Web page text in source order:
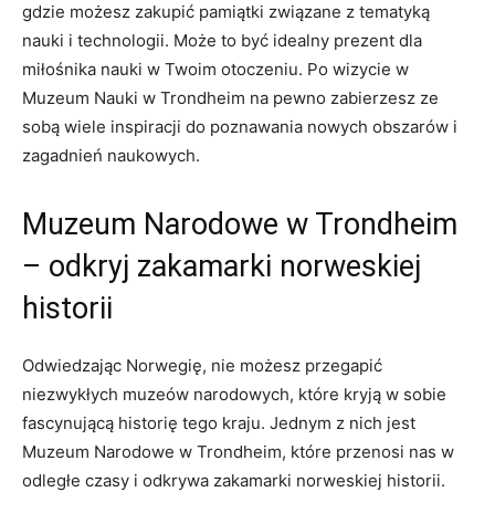
gdzie możesz zakupić pamiątki związane z tematyką
nauki i technologii.⁣ Może⁤ to być idealny prezent dla‍
miłośnika ⁤nauki​ w Twoim otoczeniu. Po​ wizycie w
Muzeum Nauki w Trondheim na pewno zabierzesz ze⁤
sobą wiele inspiracji do poznawania​ nowych⁣ obszarów i​
zagadnień⁢ naukowych.
Muzeum Narodowe ⁤w ‌Trondheim
– ⁣odkryj zakamarki norweskiej
historii
Odwiedzając Norwegię,‌ nie możesz przegapić
niezwykłych​ muzeów narodowych, które kryją w sobie
fascynującą historię tego kraju. Jednym z nich ‌jest
Muzeum⁤ Narodowe​ w Trondheim, ‌które⁣ przenosi nas w⁢
odległe czasy i odkrywa zakamarki norweskiej historii.